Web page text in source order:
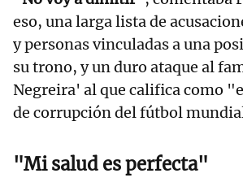
eso, una larga lista de
y personas vinculadas a una
su trono, y un duro ataque al
Negreira' al que califica como
de corrupción del fútbol
"Mi salud es perfecta"